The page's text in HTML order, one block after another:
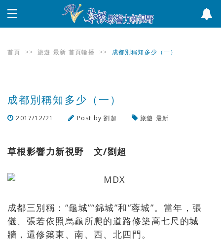
首頁 >> 旅遊 最新 首頁輪播 >> 成都別稱知多少（一）
成都別稱知多少（一）
2017/12/21 Post by劉超 旅遊 最新
草根影響力新視野 文/劉超
成都三別稱：“龜城”“錦城”和“蓉城”。當年，張
儀、張若依照烏龜所爬的道路修築高七尺的城
牆，還修築東、南、西、北四門。